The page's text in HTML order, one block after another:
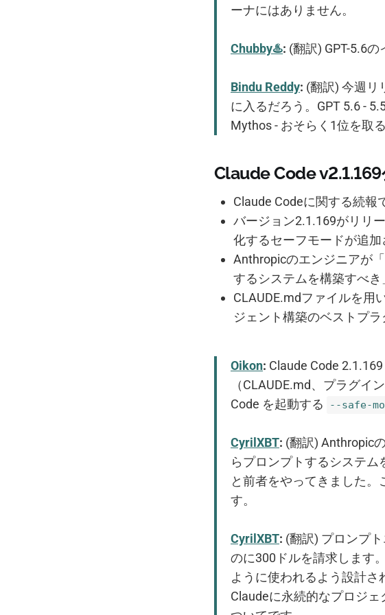
ーナにはありません。
Chubby♨️: (翻訳) GPT-5.6
Bindu Reddy: (翻訳) 今週リ
に入るだろう。GPT 5.6 -
Mythos - おそらく1位を取
Claude Code
Claude Codeに関する続報
バージョン2.1.169がリリ
化するセーフモードが追加
Anthropicのエンジニアが
するシステムを構築すべき
CLAUDE.mdファイルを用
ジェント構築のベストプ
Oikon: Claude Code
（CLAUDE.md、プラグイ
Code を起動する
--safe-
CyrilXBT: (翻訳) Anthropic
らプロンプトするシステ
と前者をやってきました
す。
CyrilXBT: (翻訳) プロンプ
のに300ドルを請求します
ように使われるよう設計さ
Claudeに永続的なプロジ